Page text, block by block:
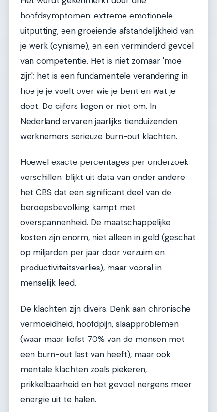
hoofdsymptomen: extreme emotionele
uitputting, een groeiende afstandelijkheid van
je werk (cynisme), en een verminderd gevoel
van competentie. Het is niet zomaar 'moe
zijn'; het is een fundamentele verandering in
hoe je je voelt over wie je bent en wat je
doet. De cijfers liegen er niet om. In
Nederland ervaren jaarlijks tienduizenden
werknemers serieuze burn-out klachten.
Hoewel exacte percentages per onderzoek
verschillen, blijkt uit data van onder andere
het CBS dat een significant deel van de
beroepsbevolking kampt met
overspannenheid. De maatschappelijke
kosten zijn enorm, niet alleen in geld (geschat
op miljarden per jaar door verzuim en
productiviteitsverlies), maar vooral in
menselijk leed.
De klachten zijn divers. Denk aan chronische
vermoeidheid, hoofdpijn, slaapproblemen
(waar maar liefst 70% van de mensen met
een burn-out last van heeft), maar ook
mentale klachten zoals piekeren,
prikkelbaarheid en het gevoel nergens meer
energie uit te halen.